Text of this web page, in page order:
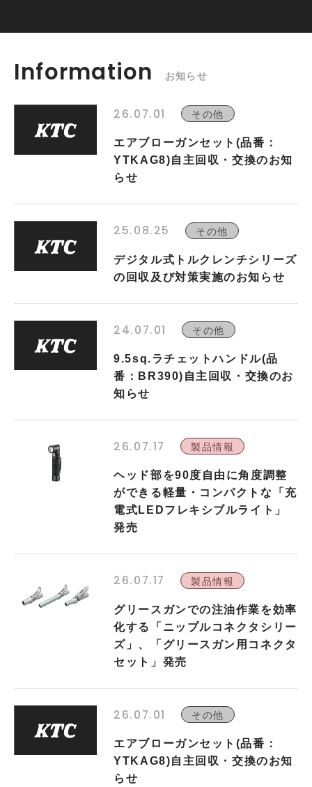
Information お知らせ
26.07.01 その他
エアブローガンセット(品番：
YTKAG8)自主回収・交換のお知
らせ
25.08.25 その他
デジタル式トルクレンチシリーズ
の回収及び対策実施のお知らせ
24.07.01 その他
9.5sq.ラチェットハンドル(品
番：BR390)自主回収・交換のお
知らせ
26.07.17 製品情報
ヘッド部を90度自由に角度調整
ができる軽量・コンパクトな「充
電式LEDフレキシブルライト」
発売
26.07.17 製品情報
グリースガンでの注油作業を効率
化する「ニップルコネクタシリー
ズ」、「グリースガン用コネクタ
セット」発売
26.07.01 その他
エアブローガンセット(品番：
YTKAG8)自主回収・交換のお知
らせ